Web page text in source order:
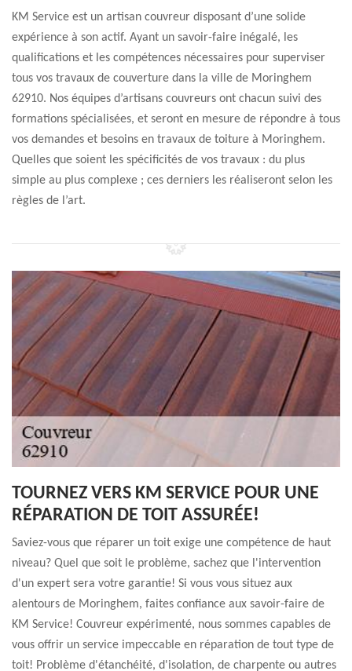
KM Service est un artisan couvreur disposant d’une solide
expérience à son actif. Ayant un savoir-faire inégalé, les
qualifications et les compétences nécessaires pour superviser
tous vos travaux de couverture dans la ville de Moringhem
62910. Nos équipes d’artisans couvreurs ont chacun suivi des
formations spécialisées, et seront en mesure de répondre à tous
vos demandes et besoins en travaux de toiture à Moringhem.
Quelles que soient les spécificités de vos travaux : du plus
simple au plus complexe ; ces derniers les réaliseront selon les
règles de l’art.
TOURNEZ VERS KM SERVICE POUR UNE
RÉPARATION DE TOIT ASSURÉE!
Saviez-vous que réparer un toit exige une compétence de haut
niveau? Quel que soit le problème, sachez que l'intervention
d'un expert sera votre garantie! Si vous vous situez aux
alentours de Moringhem, faites confiance aux savoir-faire de
KM Service! Couvreur expérimenté, nous sommes capables de
vous offrir un service impeccable en réparation de tout type de
toit! Problème d'étanchéité, d'isolation, de charpente ou autres